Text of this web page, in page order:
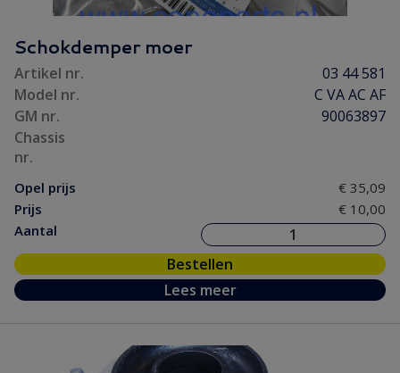
Schokdemper moer
Artikel nr.
03 44 581
Model nr.
C VA AC AF
GM nr.
90063897
Chassis
nr.
Opel prijs
€ 35,09
Prijs
€ 10,00
Aantal
Bestellen
Lees meer